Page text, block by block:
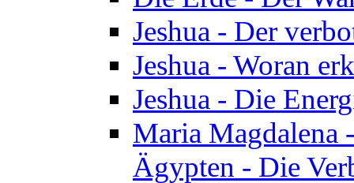
Jeshua - Der
Jeshua - Woran
Jeshua - Die
Maria Magdalena
Ägypten - Die